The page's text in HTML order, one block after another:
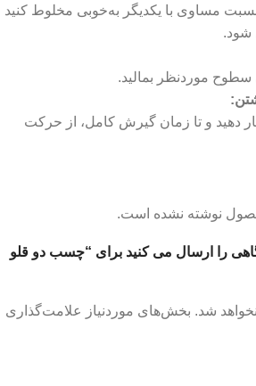
مساوی با یکدیگر به‌خوبی مخلوط کنید
شود.
موردنظر بمالید.
:
دهید و تا زمان گیرش کامل، از حرکت
نوشته نشده است.
را ارسال می کنید برای “چسب دو قلو
شد. بخش‌های موردنیاز علامت‌گذاری